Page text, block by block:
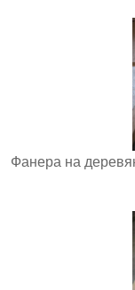
Фанера на